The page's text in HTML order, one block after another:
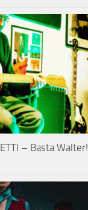
– Basta Walter!